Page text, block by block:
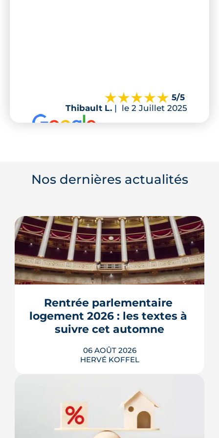
5/5
Thibault L. | le 2 Juillet 2025
Nos dernières actualités
Rentrée parlementaire
logement 2026 : les textes à
suivre cet automne
06 AOÛT 2026
HERVÉ KOFFEL
Après un printemps d'annonces,
l'automne 2026 sera l'heure de vérité
pour le logement. Trois dossiers